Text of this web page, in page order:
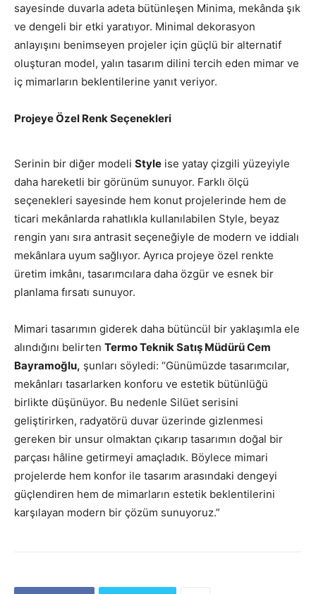
sayesinde duvarla adeta bütünleşen Minima, mekânda şık
ve dengeli bir etki yaratıyor. Minimal dekorasyon
anlayışını benimseyen projeler için güçlü bir alternatif
oluşturan model, yalın tasarım dilini tercih eden mimar ve
iç mimarların beklentilerine yanıt veriyor.
Projeye Özel Renk Seçenekleri
Serinin bir diğer modeli Style ise yatay çizgili yüzeyiyle
daha hareketli bir görünüm sunuyor. Farklı ölçü
seçenekleri sayesinde hem konut projelerinde hem de
ticari mekânlarda rahatlıkla kullanılabilen Style, beyaz
rengin yanı sıra antrasit seçeneğiyle de modern ve iddialı
mekânlara uyum sağlıyor. Ayrıca projeye özel renkte
üretim imkânı, tasarımcılara daha özgür ve esnek bir
planlama fırsatı sunuyor.
Mimari tasarımın giderek daha bütüncül bir yaklaşımla ele
alındığını belirten Termo Teknik Satış Müdürü Cem
Bayramoğlu, şunları söyledi: “Günümüzde tasarımcılar,
mekânları tasarlarken konforu ve estetik bütünlüğü
birlikte düşünüyor. Bu nedenle Silüet serisini
geliştirirken, radyatörü duvar üzerinde gizlenmesi
gereken bir unsur olmaktan çıkarıp tasarımın doğal bir
parçası hâline getirmeyi amaçladık. Böylece mimari
projelerde hem konfor ile tasarım arasındaki dengeyi
güçlendiren hem de mimarların estetik beklentilerini
karşılayan modern bir çözüm sunuyoruz.”